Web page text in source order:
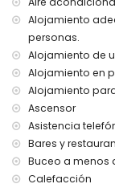
ascensor.
El
Servicios e
del apartamento
internet
plancha y
ropa de
servicio de
Servicios e
Alojamiento
personas.
Alojamiento de
Alojamiento en
Alojamiento
Ascensor
Asistencia
Bares y
Buceo a menos
Calefacción